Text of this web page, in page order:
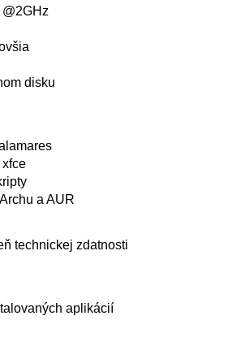
disku
a AUR
technickej zdatnosti
aplikácií